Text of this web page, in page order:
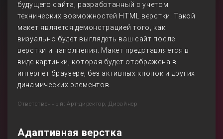
будущего сайта, разработанный с учетом
технических возможностей HTML верстки. Такой
макет является демонстрацией того, как
визуально будет выглядеть ваш сайт после
верстки и наполнения. Макет представляется в
виде картинки, которая будет отображена в
интернет браузере, без активных кнопок и других
динамических элементов.
Ответственный: Арт-директор, Дизайнер
Адаптивная верстка